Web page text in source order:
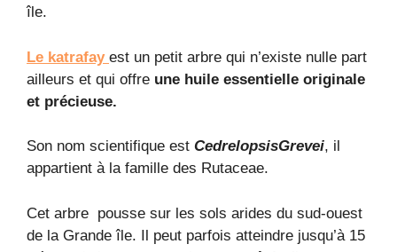
île.
Le katrafay est un petit arbre qui n’existe nulle part
ailleurs et qui offre une huile essentielle originale
et précieuse.
Son nom scientifique est CedrelopsisGrevei, il
appartient à la famille des Rutaceae.
Cet arbre pousse sur les sols arides du sud-ouest
de la Grande île. Il peut parfois atteindre jusqu’à 15